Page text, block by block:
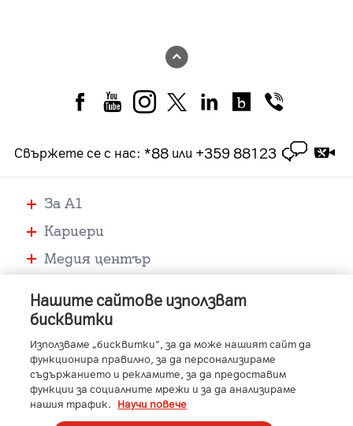
Свържете се с нас: *88 или +359 88123
За А1
Кариери
Медия център
Устройства
Услуги
A1 Austria - A1 Croatia - A1 Serbia - A1 Belarus
A1 Bulgaria - A1 Macedonia -
Нашите сайтове използват
бисквитки
Използваме „бисквитки“, за да може нашият сайт да
функционира правилно, за да персонализираме
съдържанието и рекламите, за да предоставим
функции за социалните мрежи и за да анализираме
нашия трафик. Научи повече